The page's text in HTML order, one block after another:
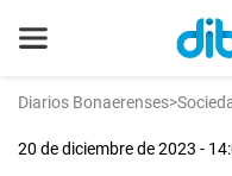
Diarios Bonaerenses>
20 de diciembre de 2023 -